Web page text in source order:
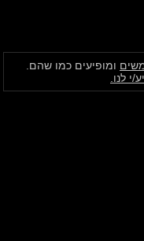
ומופיעים כמו שהם.
י לנו.